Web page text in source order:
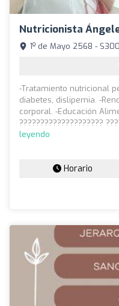
Nutricionista
1º de Mayo 2568 -
-Tratamiento nutricional
diabetes, dislipemia. -
corporal. -Educación
????????????????????
leyendo
Horario